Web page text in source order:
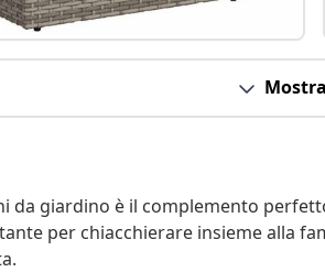
da giardino è il complemento
per chiacchierare insieme alla